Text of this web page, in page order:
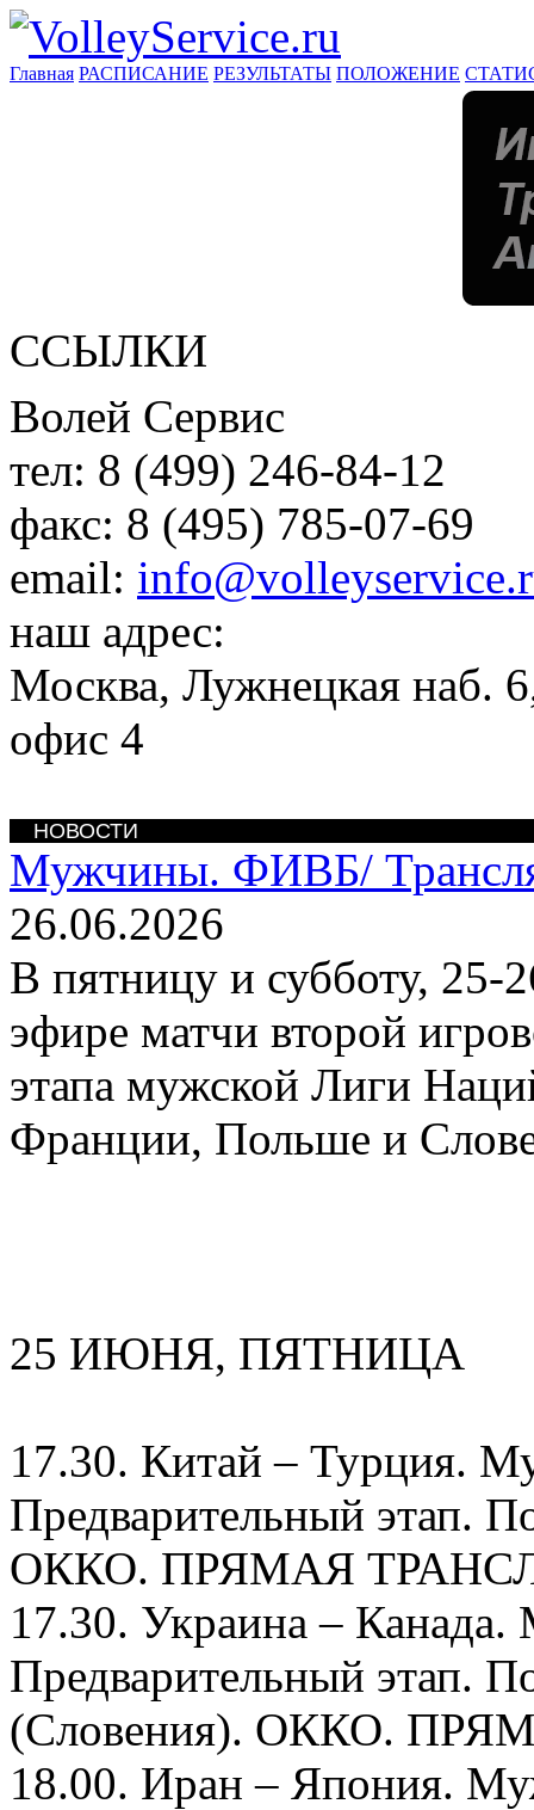
Главная РАСПИСАНИЕ РЕЗУЛЬТАТЫ ПОЛОЖЕНИЕ
ССЫЛКИ
Волей Сервис
тел: 8 (499) 246-84-12
факс: 8 (495) 785-07-69
email:
наш адрес:
Москва, Лужнецкая наб.
офис 4
НОВОСТИ
Мужчины. ФИВБ/
26.06.2026
В пятницу и субботу,
эфире матчи второй
этапа мужской Лиги
Франции, Польше и
25 ИЮНЯ, ПЯТНИЦА
17.30. Китай – Турция.
Предварительный этап.
ОККО. ПРЯМАЯ
17.30. Украина –
Предварительный этап.
(Словения). ОККО.
18.00. Иран – Япония.